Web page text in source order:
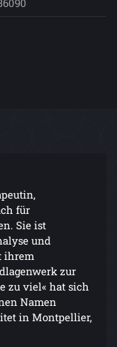
für
Sie ist
und
ihrem
zur
zu viel« hat sich
Namen
in Montpellier,